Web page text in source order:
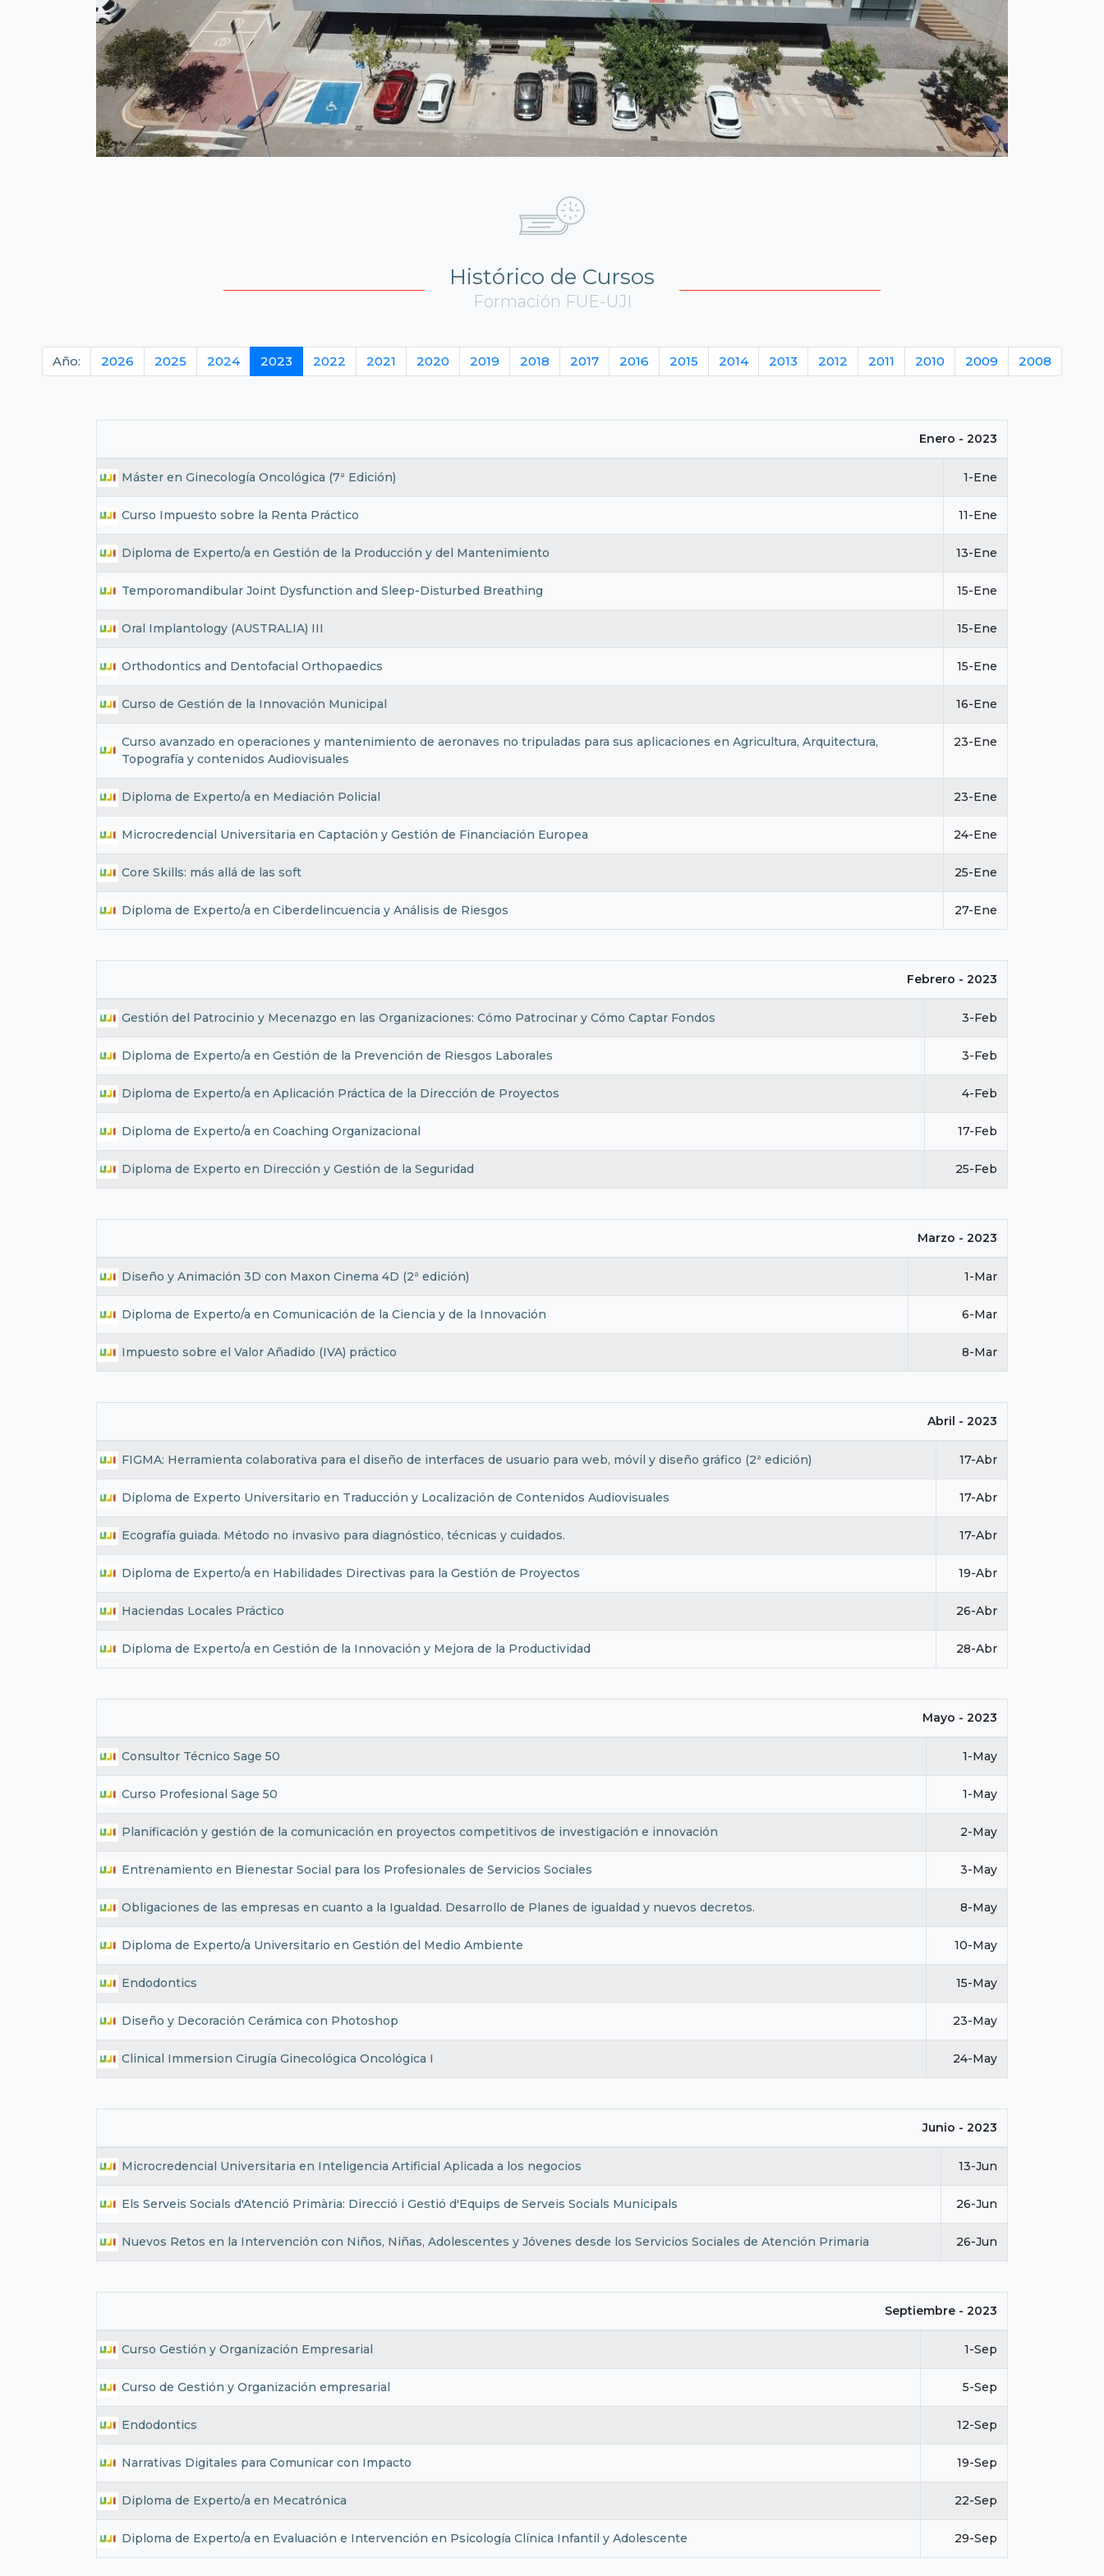
Histórico de Cursos
Formación FUE-UJI
Año: 2026 2025 2024 2023 2022 2021 2020 2019 2018 2017 2016 2015 2014 2013 2012 2011 2010 2009 2008
Enero - 2023
Máster en Ginecología Oncológica (7ª Edición) 1-Ene
Curso Impuesto sobre la Renta Práctico 11-Ene
Diploma de Experto/a en Gestión de la Producción y del Mantenimiento 13-Ene
Temporomandibular Joint Dysfunction and Sleep-Disturbed Breathing 15-Ene
Oral Implantology (AUSTRALIA) III 15-Ene
Orthodontics and Dentofacial Orthopaedics 15-Ene
Curso de Gestión de la Innovación Municipal 16-Ene
Curso avanzado en operaciones y mantenimiento de aeronaves no tripuladas para sus aplicaciones en Agricultura, Arquitectura,
Topografía y contenidos Audiovisuales
23-Ene
Diploma de Experto/a en Mediación Policial 23-Ene
Microcredencial Universitaria en Captación y Gestión de Financiación Europea 24-Ene
Core Skills: más allá de las soft 25-Ene
Diploma de Experto/a en Ciberdelincuencia y Análisis de Riesgos 27-Ene
Febrero - 2023
Gestión del Patrocinio y Mecenazgo en las Organizaciones: Cómo Patrocinar y Cómo Captar Fondos 3-Feb
Diploma de Experto/a en Gestión de la Prevención de Riesgos Laborales 3-Feb
Diploma de Experto/a en Aplicación Práctica de la Dirección de Proyectos 4-Feb
Diploma de Experto/a en Coaching Organizacional 17-Feb
Diploma de Experto en Dirección y Gestión de la Seguridad 25-Feb
Marzo - 2023
Diseño y Animación 3D con Maxon Cinema 4D (2ª edición) 1-Mar
Diploma de Experto/a en Comunicación de la Ciencia y de la Innovación 6-Mar
Impuesto sobre el Valor Añadido (IVA) práctico 8-Mar
Abril - 2023
FIGMA: Herramienta colaborativa para el diseño de interfaces de usuario para web, móvil y diseño gráfico (2ª edición) 17-Abr
Diploma de Experto Universitario en Traducción y Localización de Contenidos Audiovisuales 17-Abr
Ecografía guiada. Método no invasivo para diagnóstico, técnicas y cuidados. 17-Abr
Diploma de Experto/a en Habilidades Directivas para la Gestión de Proyectos 19-Abr
Haciendas Locales Práctico 26-Abr
Diploma de Experto/a en Gestión de la Innovación y Mejora de la Productividad 28-Abr
Mayo - 2023
Consultor Técnico Sage 50 1-May
Curso Profesional Sage 50 1-May
Planificación y gestión de la comunicación en proyectos competitivos de investigación e innovación 2-May
Entrenamiento en Bienestar Social para los Profesionales de Servicios Sociales 3-May
Obligaciones de las empresas en cuanto a la Igualdad. Desarrollo de Planes de igualdad y nuevos decretos. 8-May
Diploma de Experto/a Universitario en Gestión del Medio Ambiente 10-May
Endodontics 15-May
Diseño y Decoración Cerámica con Photoshop 23-May
Clinical Immersion Cirugía Ginecológica Oncológica I 24-May
Junio - 2023
Microcredencial Universitaria en Inteligencia Artificial Aplicada a los negocios 13-Jun
Els Serveis Socials d'Atenció Primària: Direcció i Gestió d'Equips de Serveis Socials Municipals 26-Jun
Nuevos Retos en la Intervención con Niños, Niñas, Adolescentes y Jóvenes desde los Servicios Sociales de Atención Primaria 26-Jun
Septiembre - 2023
Curso Gestión y Organización Empresarial 1-Sep
Curso de Gestión y Organización empresarial 5-Sep
Endodontics 12-Sep
Narrativas Digitales para Comunicar con Impacto 19-Sep
Diploma de Experto/a en Mecatrónica 22-Sep
Diploma de Experto/a en Evaluación e Intervención en Psicología Clínica Infantil y Adolescente 29-Sep